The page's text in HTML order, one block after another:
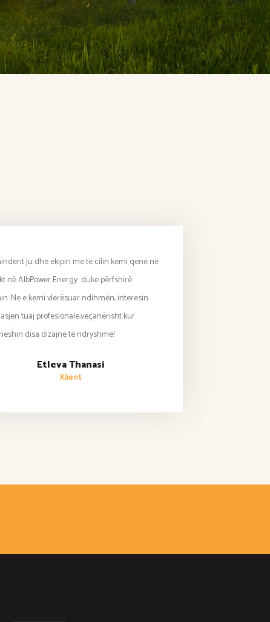
ju dhe ekipin me të cilin kemi qenë në
në AlbPower Energy duke përfshirë
Ne e kemi vlerësuar ndihmën, interesin
tuaj profesionale,veçanërisht kur
disa dizajne të ndryshme!
Etleva Thanasi
Klient